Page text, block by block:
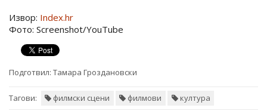
Извор: Index.hr
Фото: Screenshot/YouTube
Подготвил: Тамара Гроздановски
Тагови: филмски сцени филмови култура